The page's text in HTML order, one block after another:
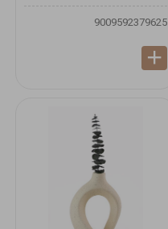
9009592379625